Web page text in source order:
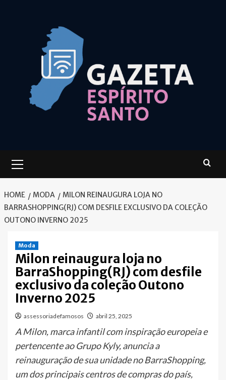
Menu
HOME MODA
MILON REINAUGURA LOJA NO
BARRASHOPPING(RJ) COM DESFILE EXCLUSIVO DA COLEÇÃO
OUTONO INVERNO 2025
Moda
Milon reinaugura loja no
BarraShopping(RJ) com desfile
exclusivo da coleção Outono
Inverno 2025
assessoriadefamosos abril 25, 2025
A Milon, marca infantil com inspiração europeia e
pertencente ao Grupo Kyly, anuncia a
reinauguração de sua unidade no BarraShopping,
um dos principais centros de compras do país,